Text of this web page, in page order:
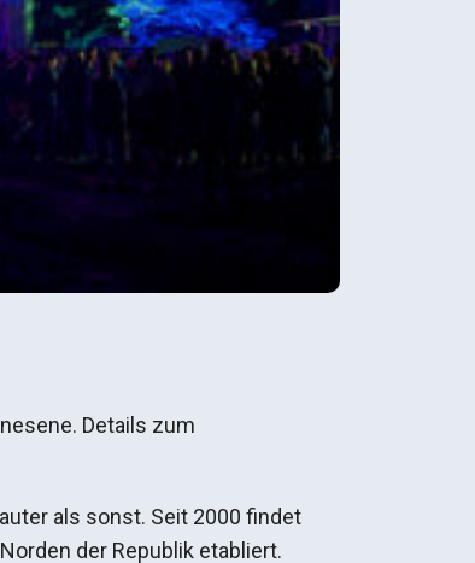
Details zum
als sonst. Seit 2000 findet
der Republik etabliert.